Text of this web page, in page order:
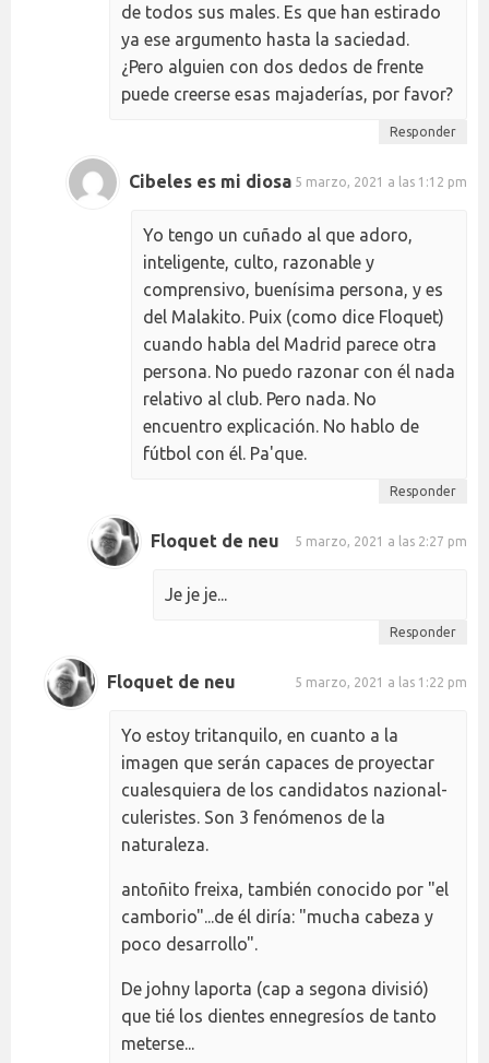
de todos sus males. Es que han estirado
ya ese argumento hasta la saciedad.
¿Pero alguien con dos dedos de frente
puede creerse esas majaderías, por favor?
Responder
Cibeles es mi diosa 5 marzo, 2021 a las 1:12 pm
Yo tengo un cuñado al que adoro,
inteligente, culto, razonable y
comprensivo, buenísima persona, y es
del Malakito. Puix (como dice Floquet)
cuando habla del Madrid parece otra
persona. No puedo razonar con él nada
relativo al club. Pero nada. No
encuentro explicación. No hablo de
fútbol con él. Pa'que.
Responder
Floquet de neu 5 marzo, 2021 a las 2:27 pm
Je je je...
Responder
Floquet de neu 5 marzo, 2021 a las 1:22 pm
Yo estoy tritanquilo, en cuanto a la
imagen que serán capaces de proyectar
cualesquiera de los candidatos nazional-
culeristes. Son 3 fenómenos de la
naturaleza.
antoñito freixa, también conocido por "el
camborio"...de él diría: "mucha cabeza y
poco desarrollo".
De johny laporta (cap a segona divisió)
que tié los dientes ennegresíos de tanto
meterse...